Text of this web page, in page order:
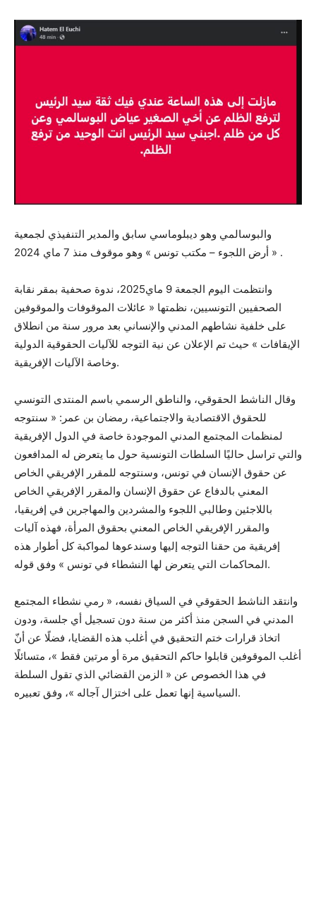
والبوسالمي وهو ديبلوماسي سابق والمدير التنفيذي لجمعية
« أرض اللجوء – مكتب تونس » وهو موقوف منذ 7 ماي 2024 .
وانتظمت اليوم الجمعة 9 ماي2025، ندوة صحفية بمقر نقابة
الصحفيين التونسيين، نظمتها « عائلات الموقوفات والموقوفين
على خلفية نشاطهم المدني والإنساني بعد مرور سنة من انطلاق
الإيقافات » حيث تم الإعلان عن نية التوجه للآليات الحقوقية الدولية
وخاصة الآليات الإفريقية.
وقال الناشط الحقوقي، والناطق الرسمي باسم المنتدى التونسي
للحقوق الاقتصادية والاجتماعية، رمضان بن عمر: « سنتوجه
لمنظمات المجتمع المدني الموجودة خاصة في الدول الإفريقية
والتي تراسل حاليًا السلطات التونسية حول ما يتعرض له المدافعون
عن حقوق الإنسان في تونس، وسنتوجه للمقرر الإفريقي الخاص
المعني بالدفاع عن حقوق الإنسان والمقرر الإفريقي الخاص
باللاجئين وطالبي اللجوء والمشردين والمهاجرين في إفريقيا،
والمقرر الإفريقي الخاص المعني بحقوق المرأة، فهذه آليات
إفريقية من حقنا التوجه إليها وسندعوها لمواكبة كل أطوار هذه
المحاكمات التي يتعرض لها النشطاء في تونس » وفق قوله.
وانتقد الناشط الحقوقي في السياق نفسه، « رمي نشطاء المجتمع
المدني في السجن منذ أكثر من سنة دون تسجيل أي جلسة، ودون
اتخاذ قرارات ختم التحقيق في أغلب هذه القضايا، فضلًا عن أنّ
أغلب الموقوفين قابلوا حاكم التحقيق مرة أو مرتين فقط »، متسائلًا
في هذا الخصوص عن « الزمن القضائي الذي تقول السلطة
السياسية إنها تعمل على اختزال آجاله »، وفق تعبيره.